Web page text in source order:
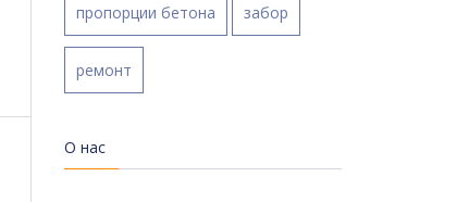
пропорции бетона забор
ремонт
О нас